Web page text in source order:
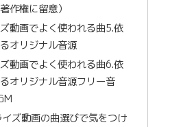
作権に留意）
動画でよく使われる曲5.依
オリジナル音源
動画でよく使われる曲6.依
オリジナル音源フリー音
ズ動画の曲選びで気をつけ